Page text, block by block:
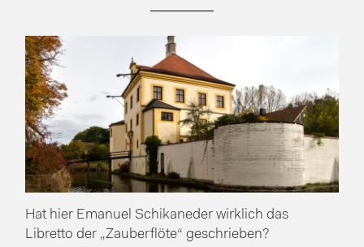
Hat hier Emanuel Schikaneder wirklich das
Libretto der „Zauberflöte“ geschrieben?